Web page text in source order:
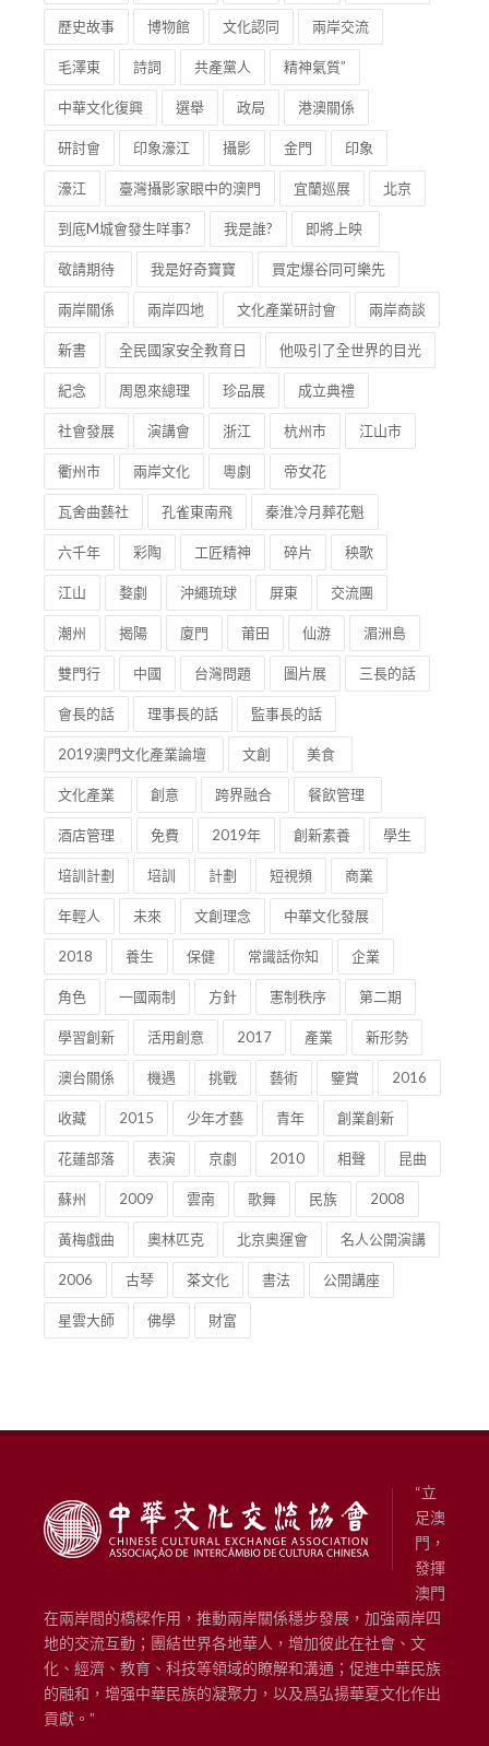
歷史故事 博物館 文化認同 兩岸交流
毛澤東 詩詞 共產黨人 精神氣質”
中華文化復興 選舉 政局 港澳關係
研討會 印象濠江 攝影 金門 印象
濠江 臺灣攝影家眼中的澳門 宜蘭巡展 北京
到底M城會發生咩事? 我是誰? 即將上映
敬請期待 我是好奇寶寶 買定爆谷同可樂先
兩岸關係 兩岸四地 文化產業研討會 兩岸商談
新書 全民國家安全教育日 他吸引了全世界的目光
紀念 周恩來總理 珍品展 成立典禮
社會發展 演講會 浙江 杭州市 江山市
衢州市 兩岸文化 粵劇 帝女花
瓦舍曲藝社 孔雀東南飛 秦淮冷月葬花魁
六千年 彩陶 工匠精神 碎片 秧歌
江山 婺劇 沖繩琉球 屏東 交流團
潮州 揭陽 廈門 莆田 仙游 湄洲島
雙門行 中國 台灣問題 圖片展 三長的話
會長的話 理事長的話 監事長的話
2019澳門文化產業論壇 文創 美食
文化產業 創意 跨界融合 餐飲管理
酒店管理 免費 2019年 創新素養 學生
培訓計劃 培訓 計劃 短視頻 商業
年輕人 未來 文創理念 中華文化發展
2018 養生 保健 常識話你知 企業
角色 一國兩制 方針 憲制秩序 第二期
學習創新 活用創意 2017 產業 新形勢
澳台關係 機遇 挑戰 藝術 鑒賞 2016
收藏 2015 少年才藝 青年 創業創新
花蓮部落 表演 京劇 2010 相聲 昆曲
蘇州 2009 雲南 歌舞 民族 2008
黃梅戲曲 奧林匹克 北京奧運會 名人公開演講
2006 古琴 茶文化 書法 公開講座
星雲大師 佛學 財富
“立
足澳
門，
發揮
澳門
在兩岸間的橋樑作用，推動兩岸關係穩步發展，加強兩岸四
地的交流互動；團結世界各地華人，增加彼此在社會、文
化、經濟、教育、科技等領域的瞭解和溝通；促進中華民族
的融和，增强中華民族的凝聚力，以及爲弘揚華夏文化作出
貢獻。”